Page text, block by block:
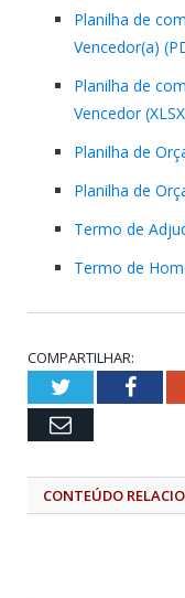
Planilha de
Vencedor(a)
Planilha de
Vencedor
Planilha de
Planilha de
Termo de
Termo de
COMPARTILHAR:
Twitter
Email
CONTEÚDO